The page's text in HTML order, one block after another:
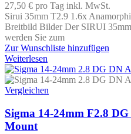
27,50 € pro Tag inkl. MwSt.
Sirui 35mm T2.9 1.6x
Breitbild Bilder Der SIRUI
werden Sie zum
Zur Wunschliste hinzufügen
Weiterlesen
Vergleichen
Sigma 14-24mm F2.8
Mount